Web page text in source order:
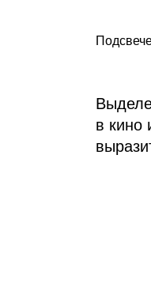
в кино